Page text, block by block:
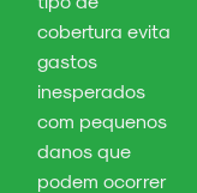
cobertura evita
gastos
inesperados
com pequenos
danos que
podem ocorrer